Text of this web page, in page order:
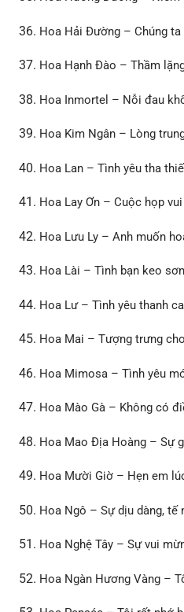
Hoa Hải Đường – Chúng
Hoa Hạnh Đào – Thầm
Hoa Inmortel – Nỗi đau
Hoa Kim Ngân – Lòng
Hoa Lan – Tình yêu tha
Hoa Lay Ơn – Cuộc họp
Hoa Lưu Ly – Anh muốn
Hoa Lài – Tình bạn keo
Hoa Lư – Tình yêu thanh
Hoa Mai – Tượng trưng
Hoa Mimosa – Tình yêu
Hoa Mào Gà – Không có
Hoa Mao Địa Hoàng – Sự
Hoa Mười Giờ – Hẹn em
Hoa Ngô – Sự dịu dàng, tế
Hoa Nghệ Tây – Sự vui
Hoa Ngàn Hương Vàng –